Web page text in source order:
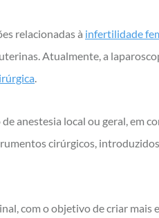
relacionadas à infertilidade
Atualmente, a
.
anestesia local ou geral, em
cirúrgicos,
com o objetivo de criar mais